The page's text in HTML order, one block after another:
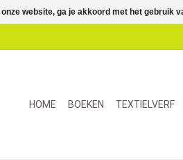
HOME BOEKEN TEXTIELVERF
website, ga je akkoord met het gebruik